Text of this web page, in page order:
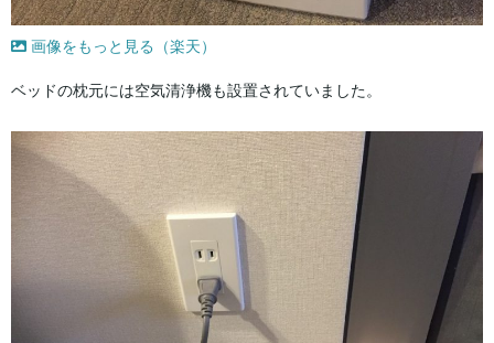
画像をもっと見る（楽天）
ベッドの枕元には空気清浄機も設置されていました。